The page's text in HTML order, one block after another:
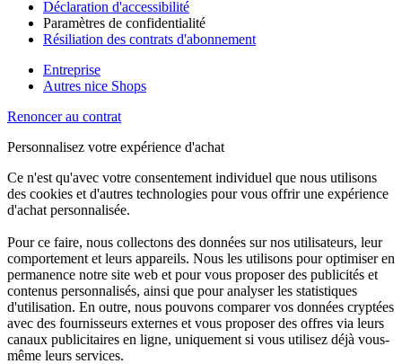
Déclaration d'accessibilité
Paramètres de confidentialité
Résiliation des contrats d'abonnement
Entreprise
Autres nice Shops
Renoncer au contrat
Personnalisez votre expérience d'achat
Ce n'est qu'avec votre consentement individuel que nous utilisons
des cookies et d'autres technologies pour vous offrir une expérience
d'achat personnalisée.
Pour ce faire, nous collectons des données sur nos utilisateurs, leur
comportement et leurs appareils. Nous les utilisons pour optimiser en
permanence notre site web et pour vous proposer des publicités et
contenus personnalisés, ainsi que pour analyser les statistiques
d'utilisation. En outre, nous pouvons comparer vos données cryptées
avec des fournisseurs externes et vous proposer des offres via leurs
canaux publicitaires en ligne, uniquement si vous utilisez déjà vous-
même leurs services.